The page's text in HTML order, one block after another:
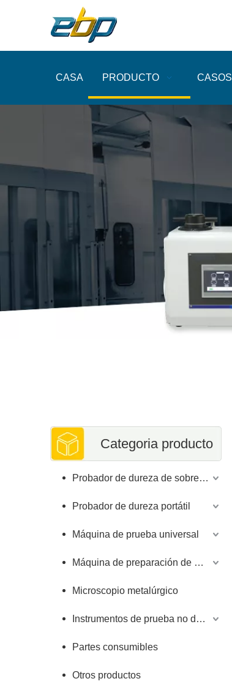
CASA PRODUCTO CASOS
Categoria producto
Probador de dureza de sobremesa
Probador de dureza portátil
Máquina de prueba universal
Máquina de preparación de muestras
Microscopio metalúrgico
Instrumentos de prueba no destructivos
Partes consumibles
Otros productos